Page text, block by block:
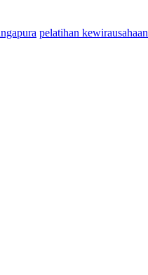
pelatihan kewirausahaan